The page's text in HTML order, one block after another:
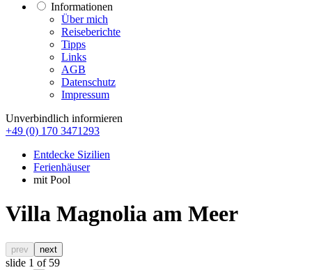
Informationen
Über mich
Reiseberichte
Tipps
Links
AGB
Datenschutz
Impressum
Unverbindlich informieren
+49 (0) 170 3471293
Entdecke Sizilien
Ferienhäuser
mit Pool
Villa Magnolia am Meer
prev next
slide 1 of 59